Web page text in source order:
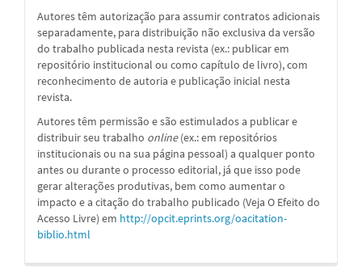
Autores têm autorização para assumir contratos adicionais
separadamente, para distribuição não exclusiva da versão
do trabalho publicada nesta revista (ex.: publicar em
repositório institucional ou como capítulo de livro), com
reconhecimento de autoria e publicação inicial nesta
revista.
Autores têm permissão e são estimulados a publicar e
distribuir seu trabalho online(ex.: em repositórios
institucionais ou na sua página pessoal) a qualquer ponto
antes ou durante o processo editorial, já que isso pode
gerar alterações produtivas, bem como aumentar o
impacto e a citação do trabalho publicado (Veja O Efeito do
Acesso Livre) em http://opcit.eprints.org/oacitation-
biblio.html